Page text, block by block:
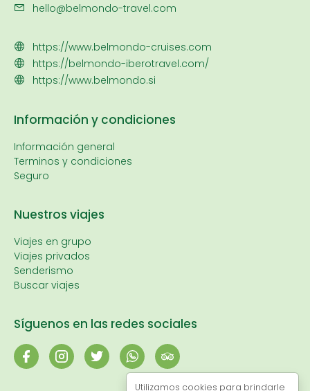
hello@belmondo-travel.com
https://www.belmondo-cruises.com
https://belmondo-iberotravel.com/
https://www.belmondo.si
Información y condiciones
Información general
Terminos y condiciones
Seguro
Nuestros viajes
Viajes en grupo
Viajes privados
Senderismo
Buscar viajes
Síguenos en las redes sociales
Utilizamos cookies para brindarle